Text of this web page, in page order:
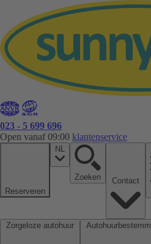
023 - 5 699 696
Open vanaf 09:00 klantenservice
Reserveren
NL
Zoeken